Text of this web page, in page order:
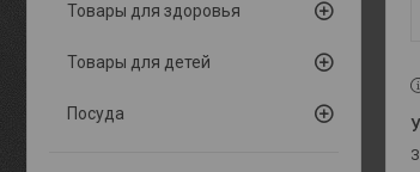
Товары для здоровья
Товары для детей
Посуда